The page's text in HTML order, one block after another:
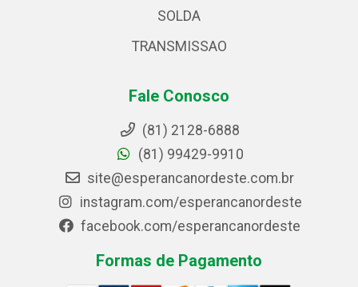
SOLDA
TRANSMISSAO
Fale Conosco
(81) 2128-6888
(81) 99429-9910
site@esperancanordeste.com.br
instagram.com/esperancanordeste
facebook.com/esperancanordeste
Formas de Pagamento